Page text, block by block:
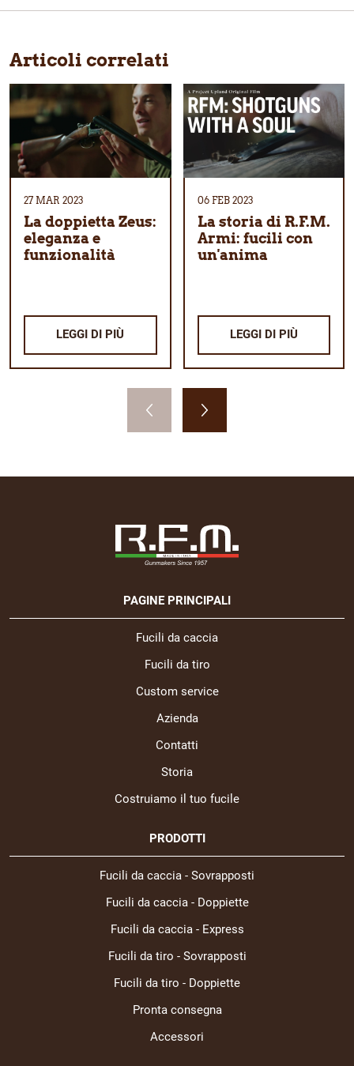
Articoli correlati
27 MAR 2023
La doppietta Zeus:
eleganza e
funzionalità
LEGGI DI PIÙ
06 FEB 2023
La storia di R.F.M.
Armi: fucili con
un'anima
LEGGI DI PIÙ
PAGINE PRINCIPALI
Fucili da caccia
Fucili da tiro
Custom service
Azienda
Contatti
Storia
Costruiamo il tuo fucile
PRODOTTI
Fucili da caccia - Sovrapposti
Fucili da caccia - Doppiette
Fucili da caccia - Express
Fucili da tiro - Sovrapposti
Fucili da tiro - Doppiette
Pronta consegna
Accessori